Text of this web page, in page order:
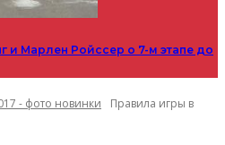
и Марлен Ройссер о 7-м этапе до
- фото новинки
Правила игры в